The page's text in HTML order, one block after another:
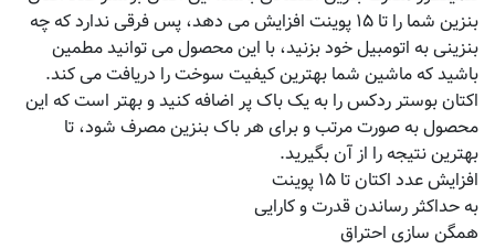
بنزین شما را تا ۱۵ پوینت افزایش می دهد، پس فرقی ندارد که چه
بنزینی به اتومبیل خود بزنید، با این محصول می توانید مطمین
باشید که ماشین شما بهترین کیفیت سوخت را دریافت می کند.
اکتان بوستر ردکس را به یک باک پر اضافه کنید و بهتر است که این
محصول به صورت مرتب و برای هر باک بنزین مصرف شود، تا
بهترین نتیجه را از آن بگیرید.
افزایش عدد اکتان تا ۱۵ پوینت
به حداکثر رساندن قدرت و کارایی
همگن سازی احتراق